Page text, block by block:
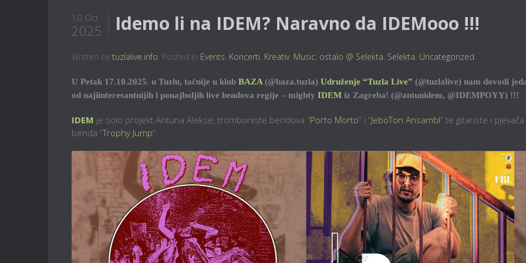
10 Oct
2025 Idemo li na IDEM? Naravno da IDEMooo !!!
Written by tuzlalive.info. Posted in Events, Koncerti, Kreativ, Music, ostalo @ Selekta, Selekta, Uncategorized
U Petak 17.10.2025. u Tuzlu, tačnije u klub BAZA (@baza.tuzla) Udruženje “Tuzla Live” (@tuzlalive) nam dovodi
od najiinteresantnijih i ponajboljih live bendova regije – mighty IDEM iz Zagreba! (@antunidem, @IDEMPOYY) !!!
IDEM je solo projekt Antuna Alekse, tromboniste bendova “Porto Morto” i “JeboTon Ansambl” te gitariste i pjevača
benda “Trophy Jump“.